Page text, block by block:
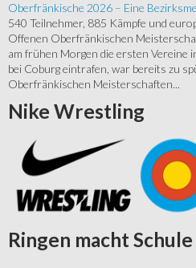
Oberfränkische 2026 – Eine
540 Teilnehmer, 885 Kämpfe und
Offenen Oberfränkischen
am frühen Morgen die ersten Vereine
bei Coburg eintrafen, war bereits zu
Oberfränkischen Meisterschaften...
Nike Wrestling
Ringen macht Schule